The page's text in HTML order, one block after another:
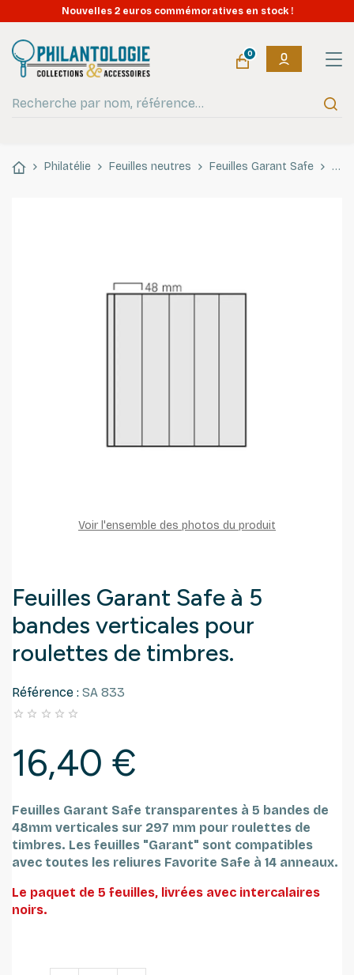
Nouvelles 2 euros commémoratives en stock !
0
Philatélie Feuilles neutres Feuilles Garant Safe
Voir l'ensemble des photos du produit
Feuilles Garant Safe à 5
bandes verticales pour
roulettes de timbres.
Référence : SA 833
    
16,40 €
Feuilles Garant Safe transparentes à 5 bandes de
48mm verticales sur 297 mm pour roulettes de
timbres. Les feuilles "Garant" sont compatibles
avec toutes les reliures Favorite Safe à 14 anneaux.
Le paquet de 5 feuilles, livrées avec intercalaires
noirs.